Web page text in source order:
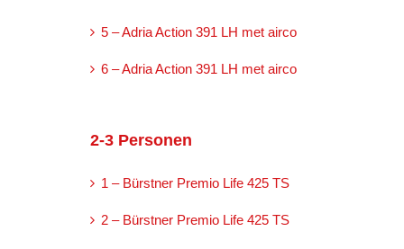
5 – Adria Action 391 LH met airco
6 – Adria Action 391 LH met airco
2-3 Personen
1 – Bürstner Premio Life 425 TS
2 – Bürstner Premio Life 425 TS